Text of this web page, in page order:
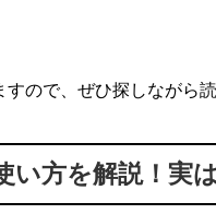
ので、ぜひ探しながら
い方を解説！実